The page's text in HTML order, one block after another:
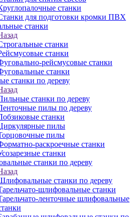
станки
для подготовки кромки ПВХ
станки
станки
станки
рейсмусовые станки
станки
станки по дереву
станки по дереву
пилы по дереву
станки
пилы
пилы
раскроечные станки
станки
станки по дереву
станки по дереву
шлифовальные станки
ленточные шлифовальные